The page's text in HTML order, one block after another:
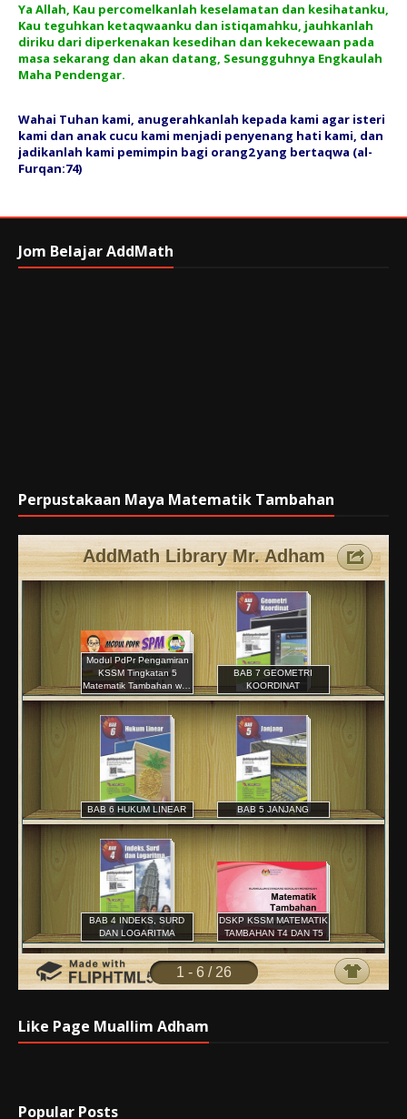
Ya Allah, Kau percomelkanlah keselamatan dan kesihatanku,
Kau teguhkan ketaqwaanku dan istiqamahku, jauhkanlah
diriku dari diperkenakan kesedihan dan kekecewaan pada
masa sekarang dan akan datang, Sesungguhnya Engkaulah
Maha Pendengar.
Wahai Tuhan kami, anugerahkanlah kepada kami agar isteri
kami dan anak cucu kami menjadi penyenang hati kami, dan
jadikanlah kami pemimpin bagi orang2 yang bertaqwa (al-
Furqan:74)
Jom Belajar AddMath
Perpustakaan Maya Matematik Tambahan
Like Page Muallim Adham
Popular Posts